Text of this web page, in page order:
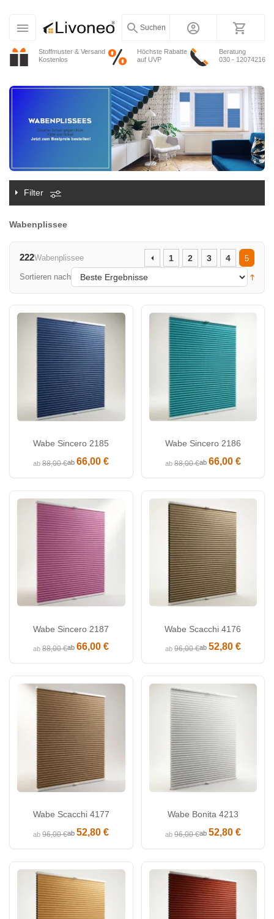
Stoffmuster & Versand
Kostenlos
Höchste Rabatte
auf UVP
Beratung
030 - 12074216
Suchen
Filter
Wabenplissee
222Wabenplissee
Sortieren nach
1 2 3 4 5
Wabe Sincero 2185
ab88,00 €ab66,00 €
Wabe Sincero 2186
ab88,00 €ab 66,00 €
Wabe Sincero 2187
ab88,00 €ab66,00 €
Wabe Scacchi 4176
ab96,00 €ab 52,80 €
Wabe Scacchi 4177
ab96,00 €ab52,80 €
Wabe Bonita 4213
ab96,00 €ab 52,80 €